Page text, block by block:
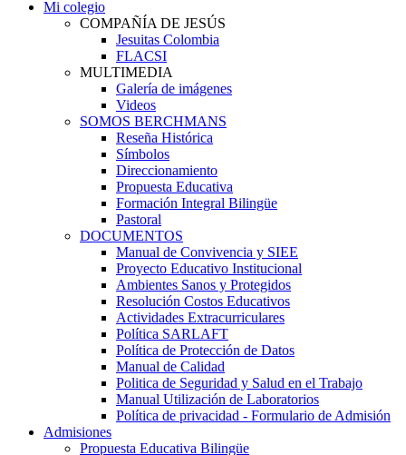
Mi colegio
COMPAÑÍA DE JESÚS
Jesuitas Colombia
FLACSI
MULTIMEDIA
Galería de imágenes
Videos
SOMOS BERCHMANS
Reseña Histórica
Símbolos
Direccionamiento
Propuesta Educativa
Formación Integral Bilingüe
Pastoral
DOCUMENTOS
Manual de Convivencia y SIEE
Proyecto Educativo Institucional
Ambientes Sanos y Protegidos
Resolución Costos Educativos
Actividades Extracurriculares
Política SARLAFT
Política de Protección de Datos
Manual de Calidad
Politica de Seguridad y Salud en el Trabajo
Manual Utilización de Laboratorios
Política de privacidad - Formulario de Admisión
Admisiones
Propuesta Educativa Bilingüe